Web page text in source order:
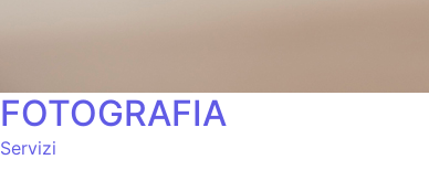
FOTOGRAFIA
Servizi